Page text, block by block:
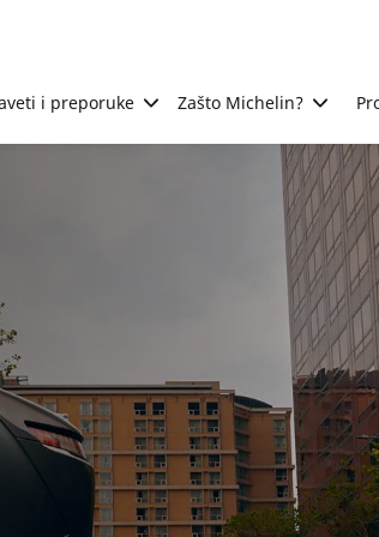
i preporuke Zašto Michelin?